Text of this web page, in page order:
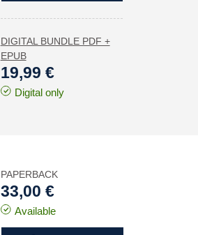
DIGITAL BUNDLE PDF +
EPUB
19,99 €
Digital only
PAPERBACK
33,00 €
Available